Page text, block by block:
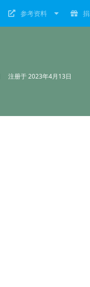
参考资料
注册于2023年4月13日